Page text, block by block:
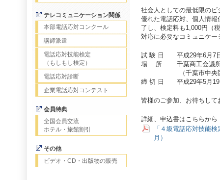
テレコミュニケーション関係
本部電話応対コンクール
講師派遣
電話応対技能検定
（もしもし検定）
電話応対診断
企業電話応対コンテスト
会員特典
全国会員交流
ホテル・旅館割引
その他
ビデオ・CD・出版物の販売
社会人としての最低限の
優れた電話応対、個人情
了し、検定料も1,000円（
対応に必要なコミュニケ
試 験 日 平成29年6月7日
場 所 千葉商工会議所
（千葉市中央区2-5-
締 切 日 平成29年5月19
皆様のご参加、お待ちして
詳細、申込書はこちらから
「４級電話応対技能
月）